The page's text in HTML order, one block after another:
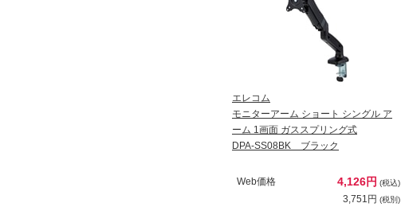
エレコム
モニターアーム ショート シングル ア
ーム 1画面 ガススプリング式
DPA-SS08BK ブラック
Web価格 4,126円 (税込)
3,751円 (税別)